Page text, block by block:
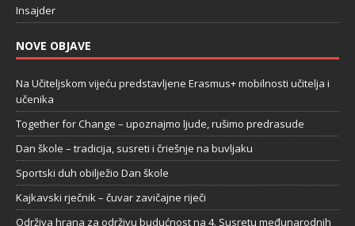
Insajder
NOVE OBJAVE
Na Učiteljskom vijeću predstavljene Erasmus+ mobilnosti učitelja i
učenika
Together for Change – upoznajmo ljude, rušimo predrasude
Dan škole – tradicija, susreti i čriešnje na buvljaku
Sportski duh obilježio Dan škole
Kajkavski rječnik – čuvar zavičajne riječi
Održiva hrana za održivu budućnost na 4. Susretu međunarodnih